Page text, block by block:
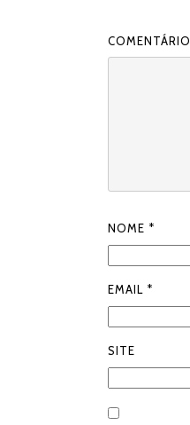
COMENTÁRIO
NOME *
EMAIL *
SITE